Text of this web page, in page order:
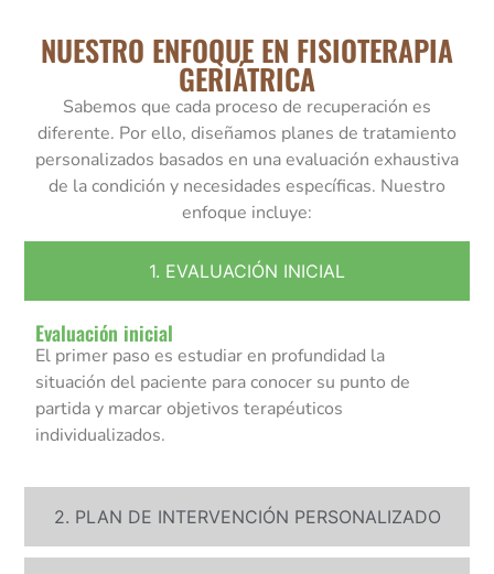
NUESTRO ENFOQUE EN FISIOTERAPIA
GERIÁTRICA
Sabemos que cada proceso de recuperación es
diferente. Por ello, diseñamos planes de tratamiento
personalizados basados en una evaluación exhaustiva
de la condición y necesidades específicas. Nuestro
enfoque incluye:
1. EVALUACIÓN INICIAL
2. PLAN DE INTERVENCIÓN PERSONALIZADO
Evaluación inicial
El primer paso es estudiar en profundidad la
situación del paciente para conocer su punto de
partida y marcar objetivos terapéuticos
individualizados.